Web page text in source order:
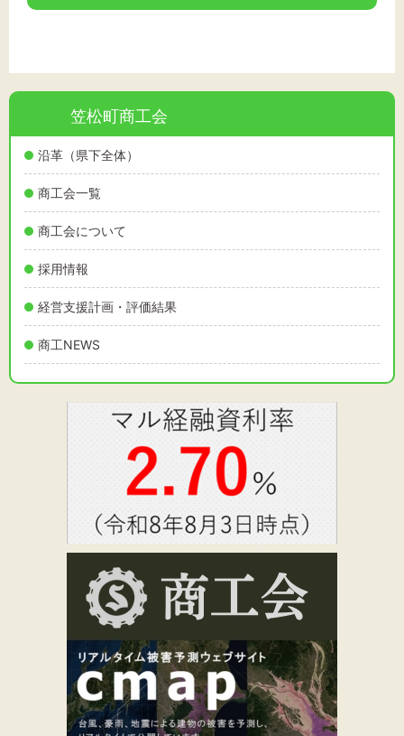
笠松町商工会
沿革（県下全体）
商工会一覧
商工会について
採用情報
経営支援計画・評価結果
商工NEWS